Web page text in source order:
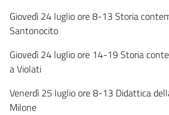
Giovedì 24 luglio ore 8-13 Storia
Santonocito
Giovedì 24 luglio ore 14-19 Storia
a Violati
Venerdì 25 luglio ore 8-13 Didattica
Milone